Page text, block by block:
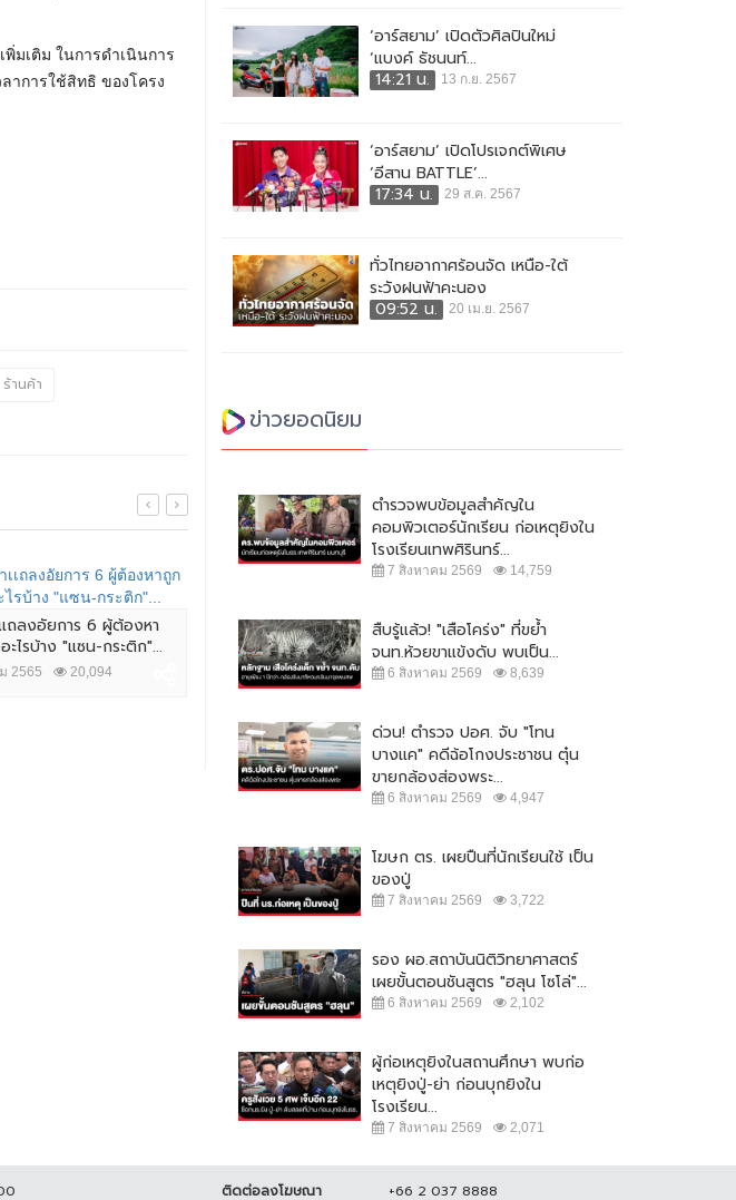
มเติม ในการดำเนินการ
าการใช้สิทธิ ของโครง
ร้านค้า
ถลงอัยการ 6 ผู้ต้องหา
ไรบ้าง "แซน-กระติก"...
2565 20,094
สืบ บช.น.จัดชุดตำรวจออนไลน์ รวบผู้
ต้องหา หลอกเป็น จนท.บริษัทบิทคัพ
ออนไลน์...
ผบ.ตร. เผย แจ้ง 2 ข้อหาคนฆ่าหญิง
ชาวสวิส เตรียมยกระดับการรักษา
‘อาร์สยาม’ เปิดตัวศิลปินใหม่
‘แบงค์ ธัชนนท์...
14:21 น.
13 ก.ย. 2567
‘อาร์สยาม’ เปิดโปรเจกต์พิเศษ
‘อีสาน BATTLE’...
17:34 น.
29 ส.ค. 2567
ทั่วไทยอากาศร้อนจัด เหนือ-ใต้
ระวังฝนฟ้าคะนอง
09:52 น.
20 เม.ย. 2567
ข่าวยอดนิยม
ตำรวจพบข้อมูลสำคัญใน
คอมพิวเตอร์นักเรียน ก่อเหตุยิงใน
โรงเรียนเทพศิรินทร์...
7 สิงหาคม 2569 14,759
สืบรู้แล้ว! "เสือโคร่ง" ที่ขย้ำ
จนท.ห้วยขาแข้งดับ พบเป็น...
6 สิงหาคม 2569 8,639
ด่วน! ตำรวจ ปอศ. จับ "โทน
บางแค" คดีฉ้อโกงประชาชน ตุ๋น
ขายกล้องส่องพระ...
6 สิงหาคม 2569 4,947
โฆษก ตร. เผยปืนที่นักเรียนใช้ เป็น
ของปู่
7 สิงหาคม 2569 3,722
รอง ผอ.สถาบันนิติวิทยาศาสตร์
เผยขั้นตอนชันสูตร "ฮลุน โซโล่"...
6 สิงหาคม 2569 2,102
ผู้ก่อเหตุยิงในสถานศึกษา พบก่อ
เหตุยิงปู่-ย่า ก่อนบุกยิงใน
โรงเรียน...
7 สิงหาคม 2569 2,071
ติดต่อลงโฆษณา
+66 2 037 8888